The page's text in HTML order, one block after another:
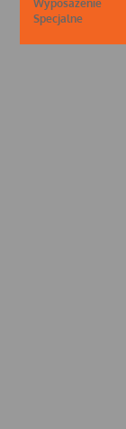
Wyposażenie
Specjalne